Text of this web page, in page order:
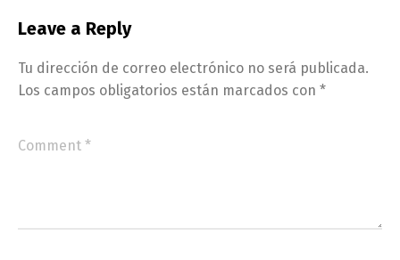
Leave a Reply
Tu dirección de correo electrónico no será publicada.
Los campos obligatorios están marcados con *